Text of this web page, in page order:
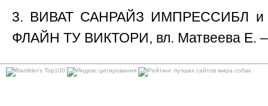
3. ВИВАТ САНРАЙЗ ИМПРЕССИБЛ
ФЛАЙН ТУ ВИКТОРИ, вл. Матвеева Е.